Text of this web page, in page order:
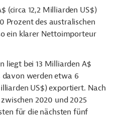
(circa 12,2 Milliarden US$)
Prozent des australischen
ein klarer Nettoimporteur
liegt bei 13 Milliarden A$
davon werden etwa 6
US$) exportiert. Nach
2020 und 2025
für die nächsten fünf